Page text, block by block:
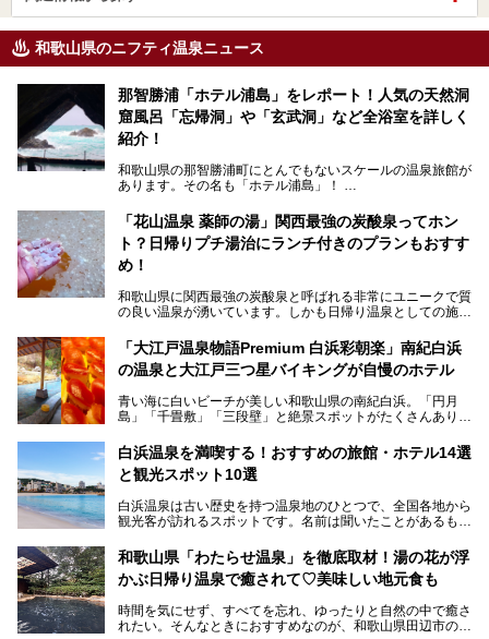
和歌山県のニフティ温泉ニュース
那智勝浦「ホテル浦島」をレポート！人気の天然洞
窟風呂「忘帰洞」や「玄武洞」など全浴室を詳しく
紹介！
和歌山県の那智勝浦町にとんでもないスケールの温泉旅館が
あります。その名も「ホテル浦島」！
泉。日本一長いエスカレーターで「本館」と「山上館」を結
び、海を一望する絶景も。
6ヵ所のお風呂のうち5ヵ所までは日帰り入浴も可。可愛ら
しいカメさんの形の送迎船「浦島丸」に乗っていざ、温泉の
湧く竜宮城へ！
───
提供元：那智勝浦町【PR】
この記事は那智勝浦町のPR記事です。
「花山温泉 薬師の湯」関西最強の炭酸泉ってホン
ト？日帰りプチ湯治にランチ付きのプランもおすす
め！
和歌山県に関西最強の炭酸泉と呼ばれる非常にユニークで質
の良い温泉が湧いています。しかも日帰り温泉としての施設
薬師の湯」。朝一番のお風呂にはパリパリシャリシャリと膜
が張って、それを砕きながら入浴できるとか！
ンチに人気のお食事処メニューも紹介しちゃいます！
「大江戸温泉物語Premium 白浜彩朝楽」南紀白浜
の温泉と大江戸三つ星バイキングが自慢のホテル
青い海に白いビーチが美しい和歌山県の南紀白浜。「円月
島」「千畳敷」「三段壁」と絶景スポットがたくさんありま
場する歴史の古さから日本三古湯の一つにも。
そんな「南紀白浜温泉」の「大江戸温泉物語Premium 白浜
グ」がスタートしました。温泉＆バイキング＆レジャースポ
ットとしてのこのホテルの魅力をたっぷり体験してきたので
───
提供元：大江戸温泉物語ホテルズ＆リゾーツ株式会社【P
この記事は大江戸温泉物語Premium 白浜彩朝楽のPR記事で
す。
白浜温泉を満喫する！おすすめの旅館・ホテル14選
と観光スポット10選
白浜温泉は古い歴史を持つ温泉地のひとつで、全国各地から
観光客が訪れるスポットです。名前は聞いたことがあるもの
か、実は知らない方も多いのではないでしょうか。
そこで今回は、白浜温泉ビギナー向けの基本情報をご紹介し
浜温泉を訪れるなら外せない観光スポットも合わせてご紹介
します。
和歌山県「わたらせ温泉」を徹底取材！湯の花が浮
かぶ日帰り温泉で癒されて♡美味しい地元食も
時間を気にせず、すべてを忘れ、ゆったりと自然の中で癒さ
れたい。そんなときにおすすめなのが、和歌山県田辺市の